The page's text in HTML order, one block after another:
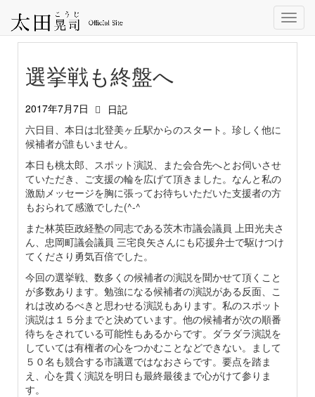
選挙戦も終盤へ
2017年7月7日 日記
六日目、本日は北登美ヶ丘駅からのスタート。珍しく他に
候補者が誰もいません。
本日も桃太郎、スポット演説、また会合先へとお伺いさせ
ていただき、ご支援の輪を広げて頂きました。なんと私の
激励メッセージを胸に張ってお待ちいただいた支援者の方
もおられて感激でした(^-^
また林英臣政経塾の同志である茨木市議会議員 上田光夫さ
ん、忠岡町議会議員 三宅良矢さんにも応援弁士で駆けつけ
てくださり勇気百倍でした。
今回の選挙戦、数多くの候補者の演説を聞かせて頂くこと
が多数あります。勉強になる候補者の演説がある反面、こ
れは改めるべきと思わせる演説もあります。私のスポット
演説は１５分までと決めています。他の候補者が次の順番
待ちをされている可能性もあるからです。ダラダラ演説を
していては有権者の心をつかむことなどできない。まして
５０名も競合する市議選ではなおさらです。要点を踏ま
え、心を貫く演説を明日も最終最後まで心がけて参りま
す。